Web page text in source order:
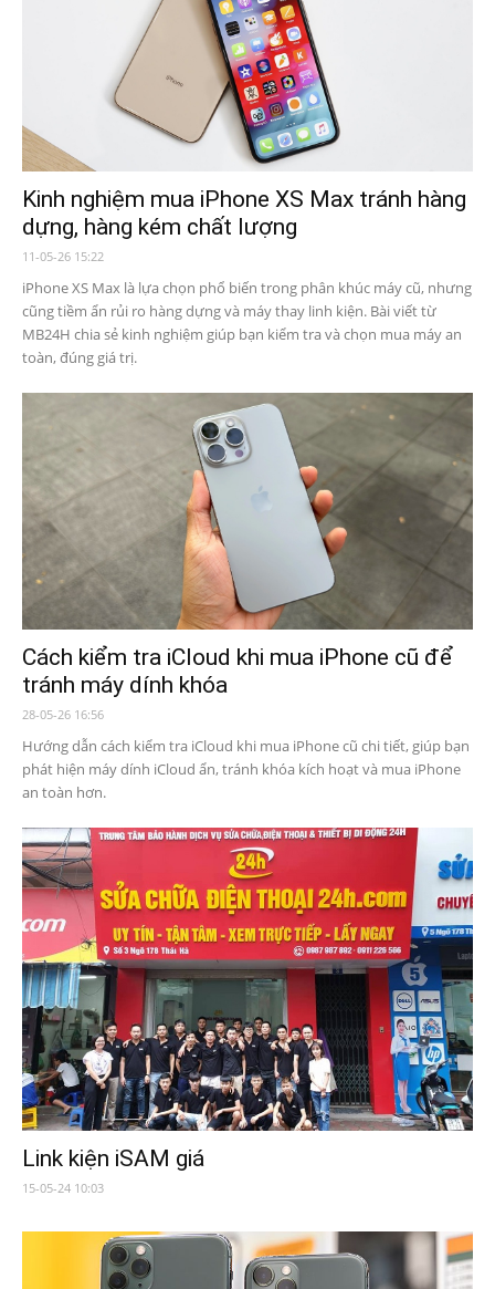
Kinh nghiệm mua iPhone XS Max tránh hàng
dựng, hàng kém chất lượng
11-05-26 15:22
iPhone XS Max là lựa chọn phổ biến trong phân khúc máy cũ, nhưng
cũng tiềm ẩn rủi ro hàng dựng và máy thay linh kiện. Bài viết từ
MB24H chia sẻ kinh nghiệm giúp bạn kiểm tra và chọn mua máy an
toàn, đúng giá trị.
Cách kiểm tra iCloud khi mua iPhone cũ để
tránh máy dính khóa
28-05-26 16:56
Hướng dẫn cách kiểm tra iCloud khi mua iPhone cũ chi tiết, giúp bạn
phát hiện máy dính iCloud ẩn, tránh khóa kích hoạt và mua iPhone
an toàn hơn.
Link kiện iSAM giá
15-05-24 10:03